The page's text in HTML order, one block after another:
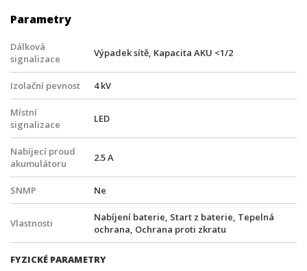
Parametry
Dálková
signalizace
Výpadek sítě, Kapacita AKU <1/2
Izolační pevnost 4 kV
Místní
signalizace
LED
Nabíjecí proud
akumulátoru
2.5 A
SNMP Ne
Vlastnosti
Nabíjení baterie, Start z baterie, Tepelná
ochrana, Ochrana proti zkratu
FYZICKÉ PARAMETRY